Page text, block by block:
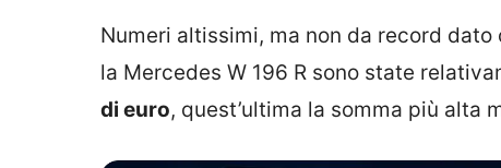
Numeri altissimi, ma non da record
la Mercedes W 196 R sono state
di euro, quest’ultima la somma più alta